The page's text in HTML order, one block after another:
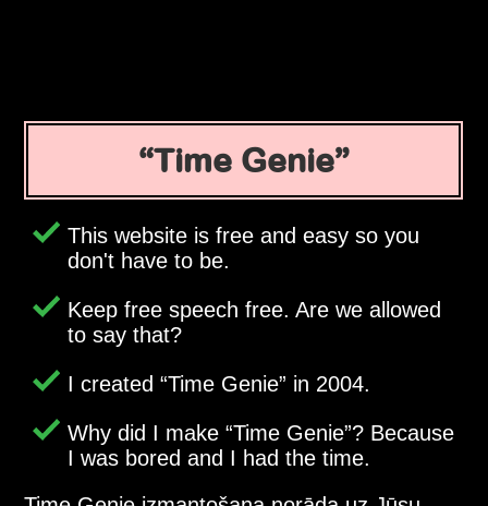
Time Genie
This website is free and easy so you
don't have to be.
Keep free speech free. Are we allowed
to say that?
I created Time Genie in 2004.
Why did I make Time Genie ? Because
I was bored and I had the time.